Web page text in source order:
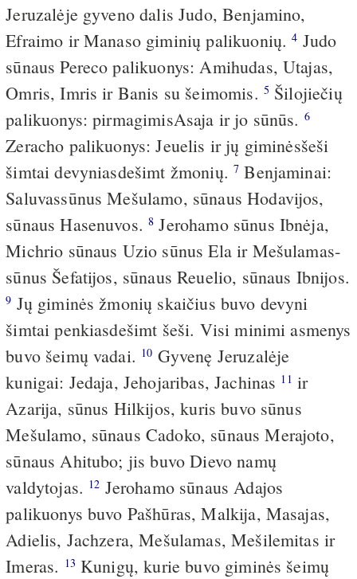
Jeruzalėje gyveno dalis Judo, Benjamino,
Efraimo ir Manaso giminių palikuonių.4 Judo
sūnaus Pereco palikuonys: Amihudas, Utajas,
Omris, Imris ir Banis su šeimomis. 5 Šilojiečių
palikuonys: pirmagimis­Asaja ir jo sūnūs. 6
Zeracho palikuonys: Jeuelis ir jų giminės­šeši
šimtai devyniasdešimt žmonių.7 Benjaminai:
Saluvas­sūnus Mešulamo, sūnaus Hodavijos,
sūnaus Hasenuvos.8 Jerohamo sūnus Ibnėja,
Michrio sūnaus Uzio sūnus Ela ir Mešulamas­
sūnus Šefatijos, sūnaus Reuelio, sūnaus Ibnijos.
9 Jų giminės žmonių skaičius buvo devyni
šimtai penkiasdešimt šeši. Visi minimi asmenys
buvo šeimų vadai. 10 Gyvenę Jeruzalėje
kunigai: Jedaja, Jehojaribas, Jachinas 11 ir
Azarija, sūnus Hilkijos, kuris buvo sūnus
Mešulamo, sūnaus Cadoko, sūnaus Merajoto,
sūnaus Ahitubo; jis buvo Dievo namų
valdytojas. 12 Jerohamo sūnaus Adajos
palikuonys buvo Pašhūras, Malkija, Masajas,
Adielis, Jachzera, Mešulamas, Mešilemitas ir
Imeras. 13 Kunigų, kurie buvo giminės šeimų